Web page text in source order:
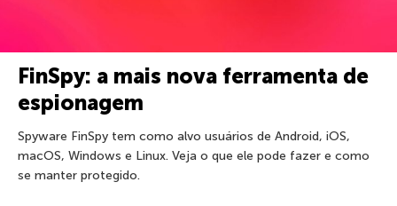
FinSpy: a mais nova ferramenta de
espionagem
Spyware FinSpy tem como alvo usuários de Android, iOS,
macOS, Windows e Linux. Veja o que ele pode fazer e como
se manter protegido.